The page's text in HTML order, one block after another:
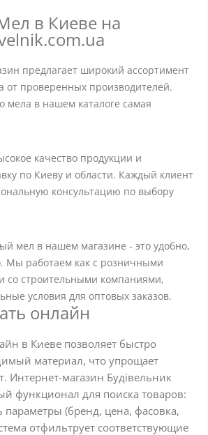
в Киеве на
предлагает широкий ассортимент
от проверенных производителей.
мела в нашем каталоге самая
качество продукции и
по Киеву и области. Каждый клиент
консультацию по выбору
мел в нашем магазине - это удобно,
Мы работаем как с розничными
со строительными компаниями,
условия для оптовых заказов.
онлайн
в Киеве позволяет быстро
материал, что упрощает
Интернет-магазин Будівельник
функционал для поиска товаров:
параметры (бренд, цена, фасовка,
отфильтрует соответствующие